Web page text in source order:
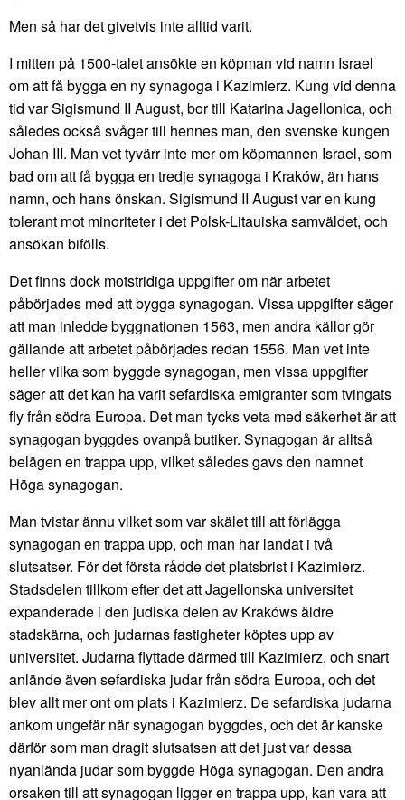
Men så har det givetvis inte alltid varit.
I mitten på 1500-talet ansökte en köpman vid namn Israel
om att få bygga en ny synagoga i Kazimierz. Kung vid denna
tid var Sigismund II August, bor till Katarina Jagellonica, och
således också svåger till hennes man, den svenske kungen
Johan III. Man vet tyvärr inte mer om köpmannen Israel, som
bad om att få bygga en tredje synagoga i Kraków, än hans
namn, och hans önskan. Sigismund II August var en kung
tolerant mot minoriteter i det Polsk-Litauiska samväldet, och
ansökan bifölls.
Det finns dock motstridiga uppgifter om när arbetet
påbörjades med att bygga synagogan. Vissa uppgifter säger
att man inledde byggnationen 1563, men andra källor gör
gällande att arbetet påbörjades redan 1556. Man vet inte
heller vilka som byggde synagogan, men vissa uppgifter
säger att det kan ha varit sefardiska emigranter som tvingats
fly från södra Europa. Det man tycks veta med säkerhet är att
synagogan byggdes ovanpå butiker. Synagogan är alltså
belägen en trappa upp, vilket således gavs den namnet
Höga synagogan.
Man tvistar ännu vilket som var skälet till att förlägga
synagogan en trappa upp, och man har landat i två
slutsatser. För det första rådde det platsbrist i Kazimierz.
Stadsdelen tillkom efter det att Jagellonska universitet
expanderade i den judiska delen av Krakóws äldre
stadskärna, och judarnas fastigheter köptes upp av
universitet. Judarna flyttade därmed till Kazimierz, och snart
anlände även sefardiska judar från södra Europa, och det
blev allt mer ont om plats i Kazimierz. De sefardiska judarna
ankom ungefär när synagogan byggdes, och det är kanske
därför som man dragit slutsatsen att det just var dessa
nyanlända judar som byggde Höga synagogan. Den andra
orsaken till att synagogan ligger en trappa upp, kan vara att